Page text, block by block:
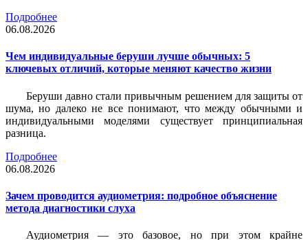
Подробнее
06.08.2026
Чем индивидуальные беруши лучше обычных: 5
ключевых отличий, которые меняют качество жизни
Беруши давно стали привычным решением для защиты от
шума, но далеко не все понимают, что между обычными и
индивидуальными моделями существует принципиальная
разница.
Подробнее
06.08.2026
Зачем проводится аудиометрия: подробное объяснение
метода диагностики слуха
Аудиометрия — это базовое, но при этом крайне